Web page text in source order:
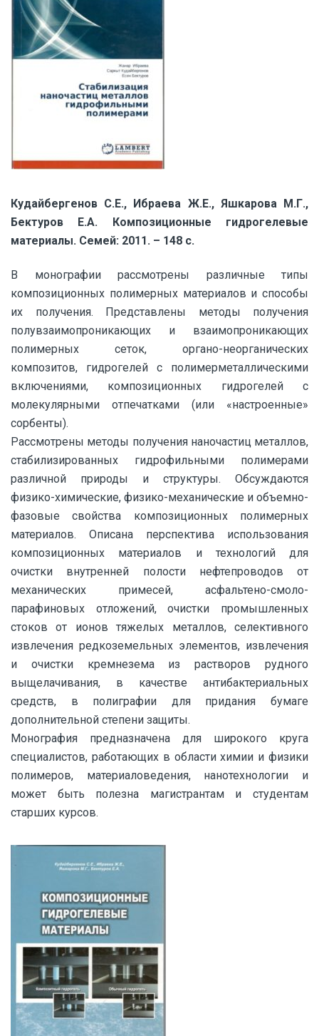
Кудайбергенов С.Е., Ибраева Ж.Е., Яшкарова М.Г.,
Бектуров Е.А. Композиционные гидрогелевые
материалы. Семей: 2011. – 148 с.
В монографии рассмотрены различные типы
композиционных полимерных материалов и способы
их получения. Представлены методы получения
полувзаимопроникающих и взаимопроникающих
полимерных сеток, органо-неорганических
композитов, гидрогелей с полимерметаллическими
включениями, композиционных гидрогелей с
молекулярными отпечатками (или «настроенные»
сорбенты).
Рассмотрены методы получения наночастиц металлов,
стабилизированных гидрофильными полимерами
различной природы и структуры. Обсуждаются
физико-химические, физико-механические и объемно-
фазовые свойства композиционных полимерных
материалов. Описана перспектива использования
композиционных материалов и технологий для
очистки внутренней полости нефтепроводов от
механических примесей, асфальтено-смоло-
парафиновых отложений, очистки промышленных
стоков от ионов тяжелых металлов, селективного
извлечения редкоземельных элементов, извлечения
и очистки кремнезема из растворов рудного
выщелачивания, в качестве антибактериальных
средств, в полиграфии для придания бумаге
дополнительной степени защиты.
Монография предназначена для широкого круга
специалистов, работающих в области химии и физики
полимеров, материаловедения, нанотехнологии и
может быть полезна магистрантам и студентам
старших курсов.